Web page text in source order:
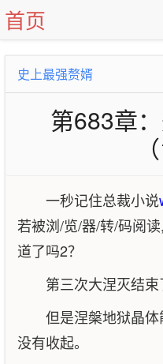
首页
史上最强赘婿
第683章
一秒记住总裁小说
若被浏/览/器/转/码阅
道了吗2？
第三次大涅灭结束
但是涅槃地狱晶
没有收起。